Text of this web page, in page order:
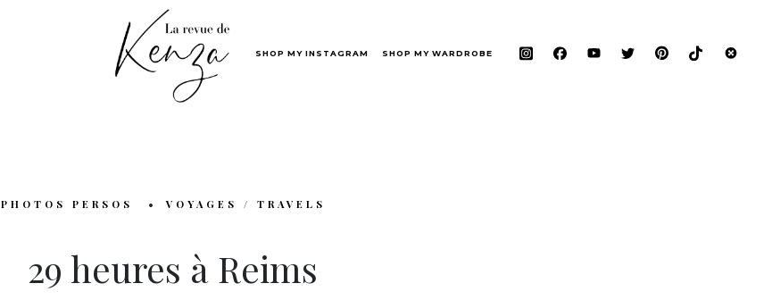
SHOP MY INSTAGRAM SHOP MY WARDROBE
PHOTOS PERSOS VOYAGES / TRAVELS
29 heures à Reims